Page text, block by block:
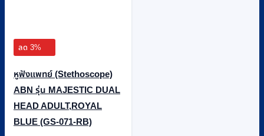
ลด 3%
หูฟังแพทย์ (Stethoscope)
ABN รุ่น MAJESTIC DUAL
HEAD ADULT,ROYAL
BLUE (GS-071-RB)